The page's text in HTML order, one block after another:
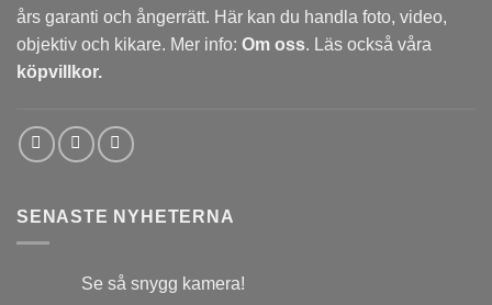
års garanti och ångerrätt. Här kan du handla foto, video,
objektiv och kikare. Mer info: Om oss. Läs också våra
köpvillkor.
SENASTE NYHETERNA
Se så snygg kamera!